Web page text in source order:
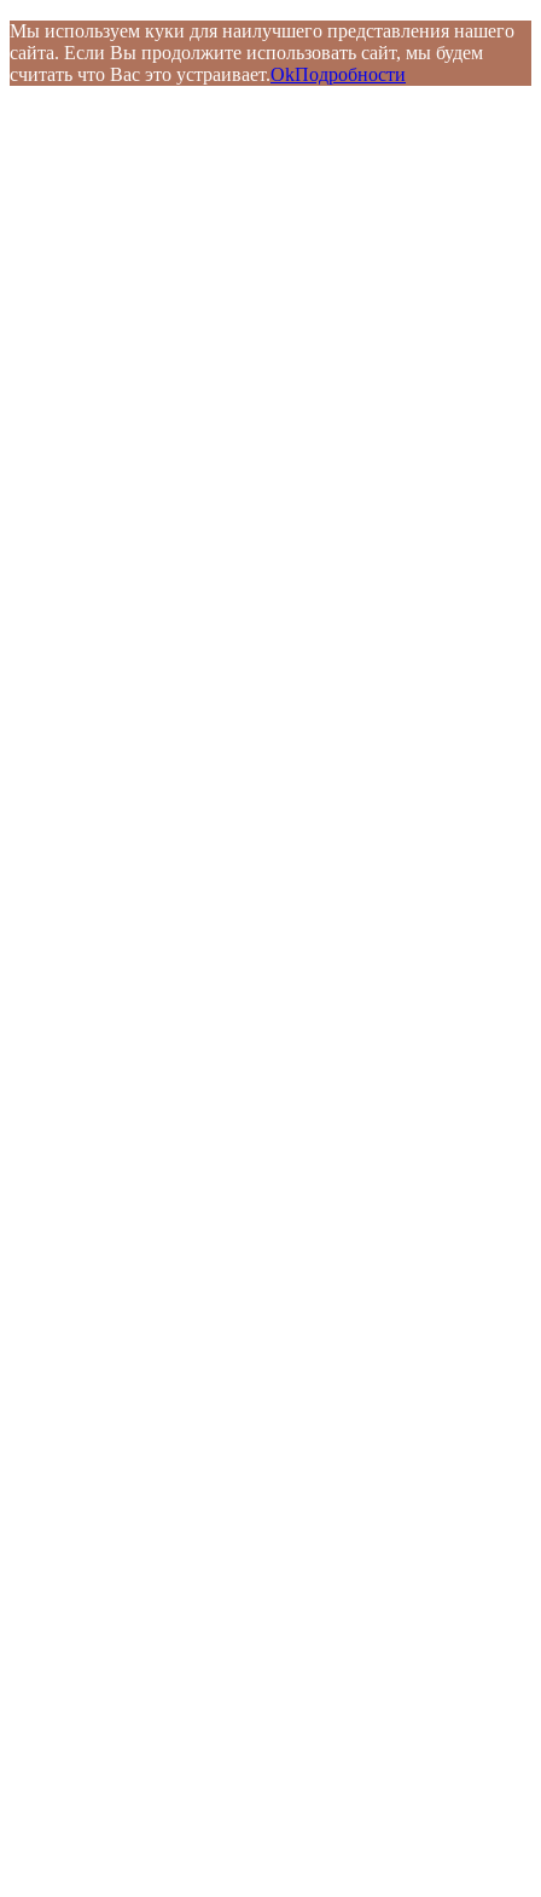
Мы используем куки для наилучшего представления нашего
сайта. Если Вы продолжите использовать сайт, мы будем
считать что Вас это устраивает.OkПодробности